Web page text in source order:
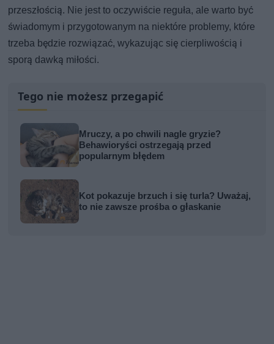
przeszłością. Nie jest to oczywiście reguła, ale warto być
świadomym i przygotowanym na niektóre problemy, które
trzeba będzie rozwiązać, wykazując się cierpliwością i
sporą dawką miłości.
Tego nie możesz przegapić
Mruczy, a po chwili nagle gryzie?
Behawioryści ostrzegają przed
popularnym błędem
Kot pokazuje brzuch i się turla? Uważaj,
to nie zawsze prośba o głaskanie